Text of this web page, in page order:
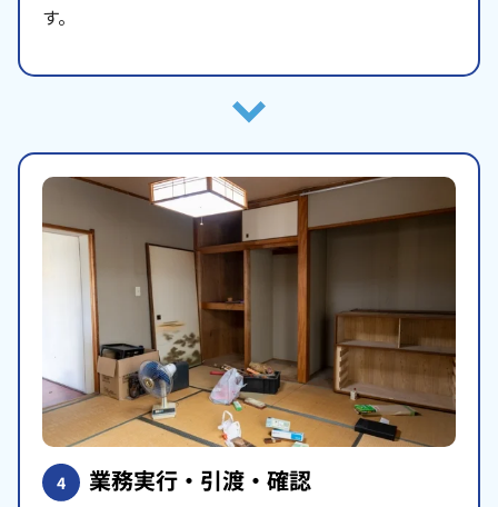
す。
4 業務実行・引渡・確認